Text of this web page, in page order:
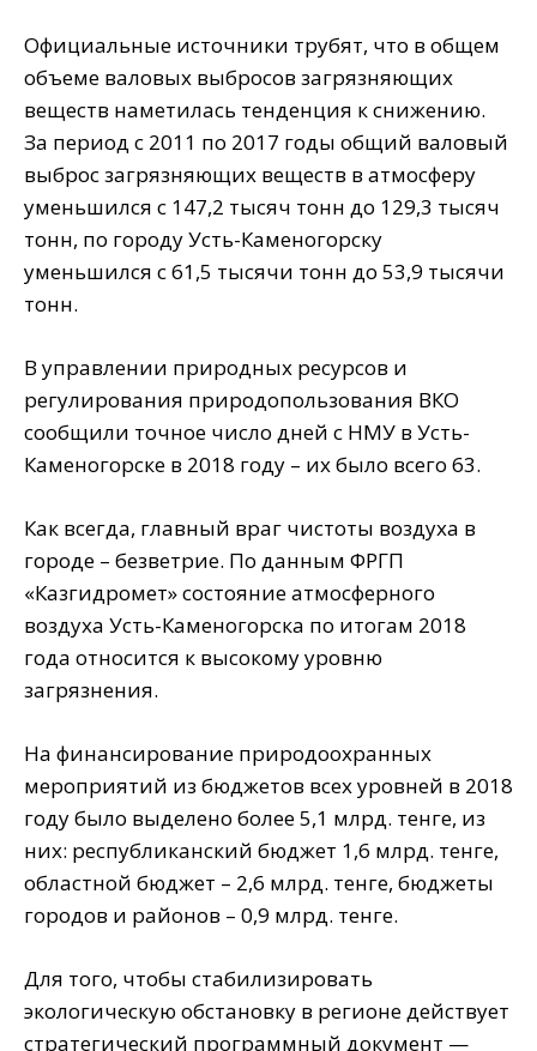
Официальные источники трубят, что в общем
объеме валовых выбросов загрязняющих
веществ наметилась тенденция к снижению.
За период с 2011 по 2017 годы общий валовый
выброс загрязняющих веществ в атмосферу
уменьшился с 147,2 тысяч тонн до 129,3 тысяч
тонн, по городу Усть-Каменогорску
уменьшился с 61,5 тысячи тонн до 53,9 тысячи
тонн.
В управлении природных ресурсов и
регулирования природопользования ВКО
сообщили точное число дней с НМУ в Усть-
Каменогорске в 2018 году – их было всего 63.
Как всегда, главный враг чистоты воздуха в
городе – безветрие. По данным ФРГП
«Казгидромет» состояние атмосферного
воздуха Усть-Каменогорска по итогам 2018
года относится к высокому уровню
загрязнения.
На финансирование природоохранных
мероприятий из бюджетов всех уровней в 2018
году было выделено более 5,1 млрд. тенге, из
них: республиканский бюджет 1,6 млрд. тенге,
областной бюджет – 2,6 млрд. тенге, бюджеты
городов и районов – 0,9 млрд. тенге.
Для того, чтобы стабилизировать
экологическую обстановку в регионе действует
стратегический программный документ —